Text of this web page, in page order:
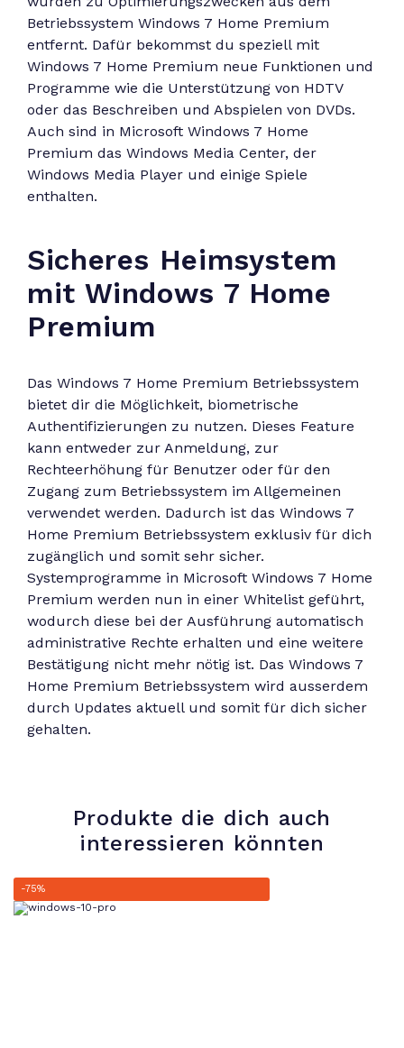
Betriebssystem Windows 7 Home Premium
entfernt. Dafür bekommst du speziell mit
Windows 7 Home Premium neue Funktionen und
Programme wie die Unterstützung von HDTV
oder das Beschreiben und Abspielen von DVDs.
Auch sind in Microsoft Windows 7 Home
Premium das Windows Media Center, der
Windows Media Player und einige Spiele
enthalten.
Sicheres Heimsystem
mit Windows 7 Home
Premium
Das Windows 7 Home Premium Betriebssystem
bietet dir die Möglichkeit, biometrische
Authentifizierungen zu nutzen. Dieses Feature
kann entweder zur Anmeldung, zur
Rechteerhöhung für Benutzer oder für den
Zugang zum Betriebssystem im Allgemeinen
verwendet werden. Dadurch ist das Windows 7
Home Premium Betriebssystem exklusiv für dich
zugänglich und somit sehr sicher.
Systemprogramme in Microsoft Windows 7 Home
Premium werden nun in einer Whitelist geführt,
wodurch diese bei der Ausführung automatisch
administrative Rechte erhalten und eine weitere
Bestätigung nicht mehr nötig ist. Das Windows 7
Home Premium Betriebssystem wird ausserdem
durch Updates aktuell und somit für dich sicher
gehalten.
Produkte die dich auch
interessieren könnten
-75%